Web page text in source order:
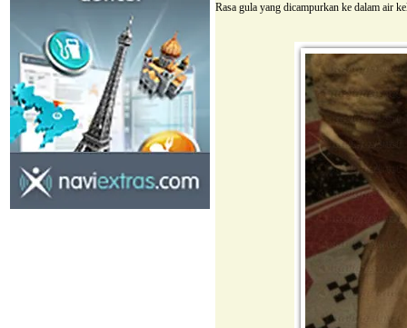
Rasa gula yang dicampurkan ke dalam air